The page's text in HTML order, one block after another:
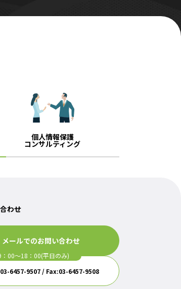
個人情報保護
コンサルティング
わせ
メールでのお問い合わせ
6457-9507 / Fax:03-6457-9508